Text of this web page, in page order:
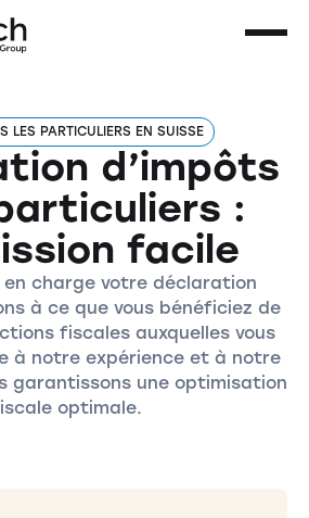
LES PARTICULIERS EN SUISSE
d’impôts
:
facile
en charge votre déclaration
à ce que vous bénéficiez de
fiscales auxquelles vous
à notre expérience et à notre
garantissons une optimisation
optimale.